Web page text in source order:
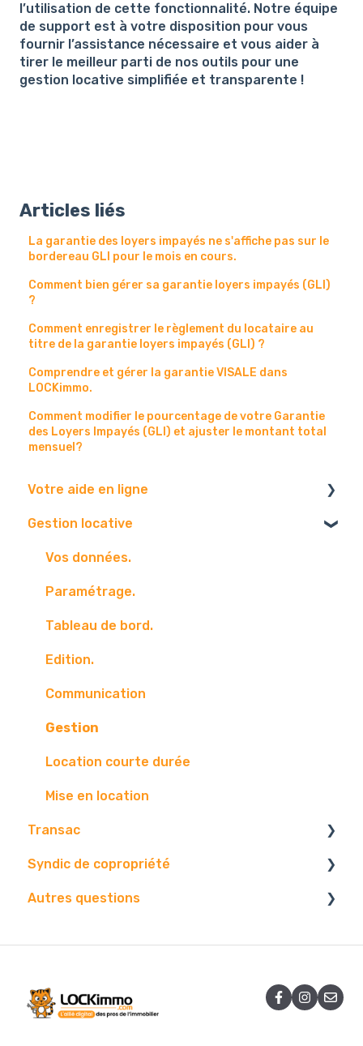
l’utilisation de cette fonctionnalité. Notre équipe
de support est à votre disposition pour vous
fournir l’assistance nécessaire et vous aider à
tirer le meilleur parti de nos outils pour une
gestion locative simplifiée et transparente !
Articles liés
La garantie des loyers impayés ne s'affiche pas sur le
bordereau GLI pour le mois en cours.
Comment bien gérer sa garantie loyers impayés (GLI)
?
Comment enregistrer le règlement du locataire au
titre de la garantie loyers impayés (GLI) ?
Comprendre et gérer la garantie VISALE dans
LOCKimmo.
Comment modifier le pourcentage de votre Garantie
des Loyers Impayés (GLI) et ajuster le montant total
mensuel?
Votre aide en ligne
Navigateur
Boite mail
Gestion locative
Vos données.
Paramétrage.
Tableau de bord.
Edition.
Communication
Gestion
Location courte durée
Mise en location
Transac
Paramétrage
Vos contact
Problématique
Syndic de copropriété
Vos données
Edition
Autres questions
Centre d'envoi